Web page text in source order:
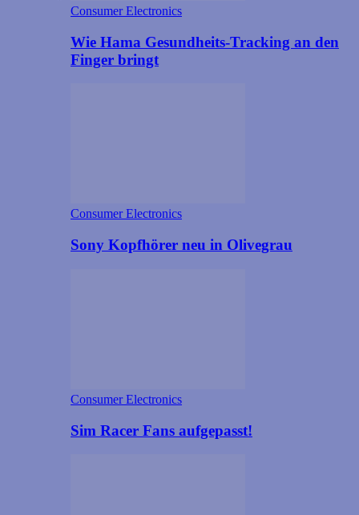
Consumer Electronics
Wie Hama Gesundheits-Tracking an den
Finger bringt
Consumer Electronics
Sony Kopfhörer neu in Olivegrau
Consumer Electronics
Sim Racer Fans aufgepasst!